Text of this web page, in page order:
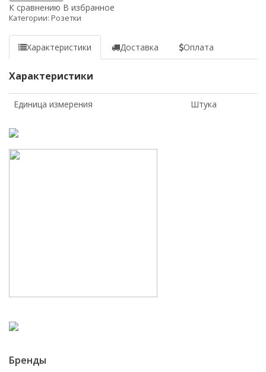
К сравнению В избранное
Категории: Розетки
Характеристики Доставка Оплата
Характеристики
Единица измерения Штука
Бренды